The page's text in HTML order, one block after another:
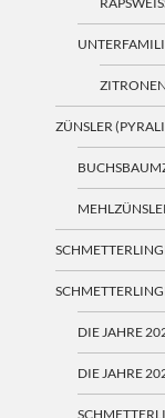
ZÜNSLER
DIE JAHRE
DIE JAHRE